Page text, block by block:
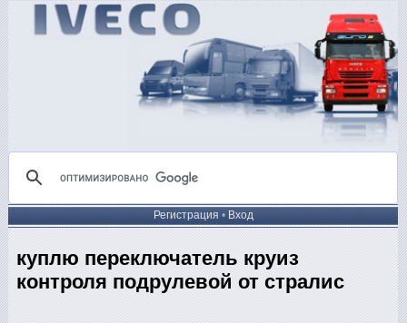
Регистрация • Вход
куплю переключатель круиз
контроля подрулевой от стралис